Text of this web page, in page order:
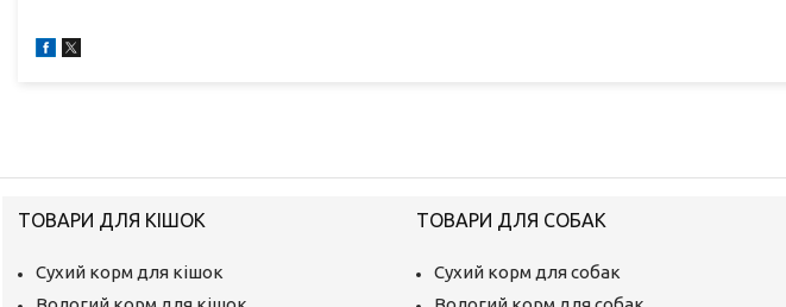
ТОВАРИ ДЛЯ КІШОК
Сухий корм для кішок
ТОВАРИ ДЛЯ СОБАК
Сухий корм для собак